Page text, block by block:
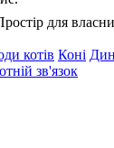
для
котів Коні
зв'язок